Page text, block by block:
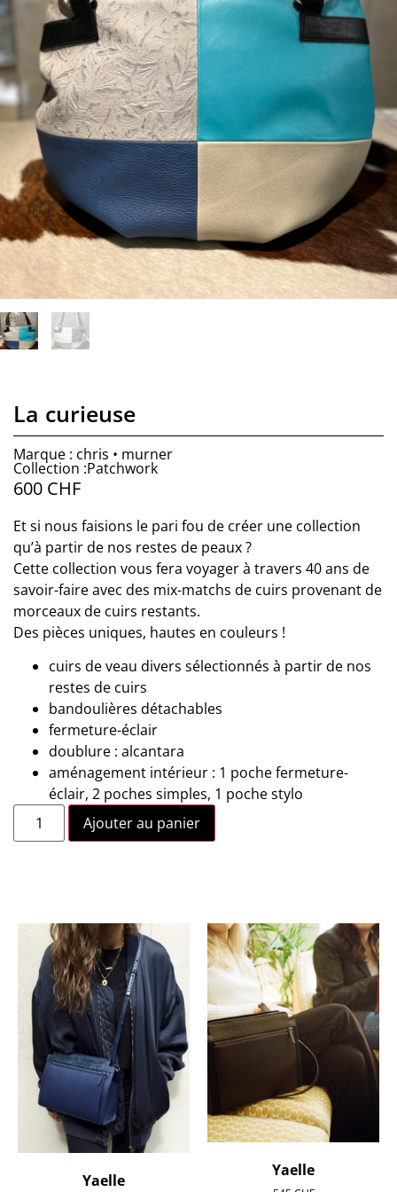
La curieuse
Marque : chris • murner
Collection :Patchwork
600 CHF
Et si nous faisions le pari fou de créer une collection
qu’à partir de nos restes de peaux ?
Cette collection vous fera voyager à travers 40 ans de
savoir-faire avec des mix-matchs de cuirs provenant de
morceaux de cuirs restants.
Des pièces uniques, hautes en couleurs !
cuirs de veau divers sélectionnés à partir de nos
restes de cuirs
bandoulières détachables
fermeture-éclair
doublure : alcantara
aménagement intérieur : 1 poche fermeture-
éclair, 2 poches simples, 1 poche stylo
Ajouter au panier
Yaelle
Yaelle